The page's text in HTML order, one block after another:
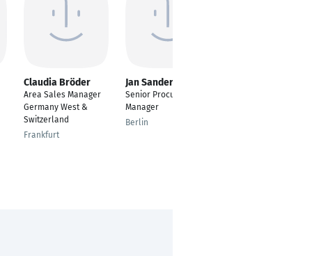
Claudia Bröder
Area Sales Manager
Germany West &
Switzerland
Frankfurt
Jan Sander
Senior Procurement
Manager
Berlin